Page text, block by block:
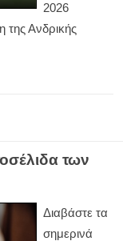
2026
Ανδρικής
των
Διαβάστε τα
σημερινά